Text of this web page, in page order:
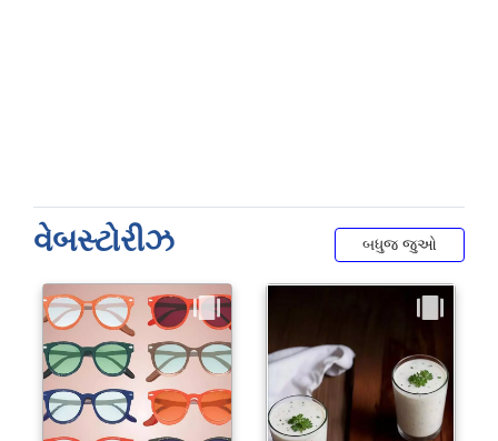
વેબસ્ટોરીઝ બધુજ જુઓ